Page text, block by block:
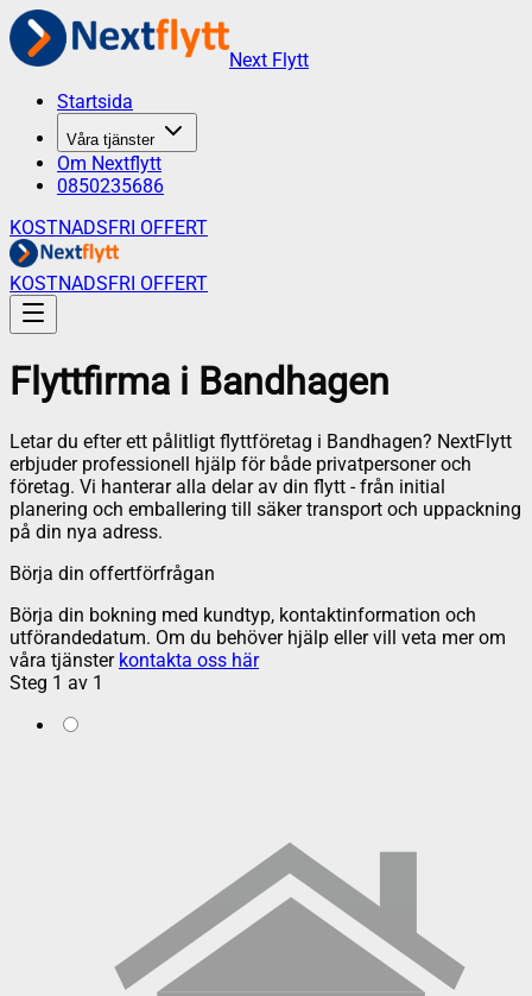
Next Flytt
Startsida
Våra tjänster
Om Nextflytt
0850235686
KOSTNADSFRI OFFERT
KOSTNADSFRI OFFERT
Flyttfirma i Bandhagen
Letar du efter ett pålitligt flyttföretag i Bandhagen? NextFlytt
erbjuder professionell hjälp för både privatpersoner och
företag. Vi hanterar alla delar av din flytt - från initial
planering och emballering till säker transport och uppackning
på din nya adress.
Börja din offertförfrågan
Börja din bokning med kundtyp, kontaktinformation och
utförandedatum. Om du behöver hjälp eller vill veta mer om
våra tjänster kontakta oss här
Steg 1 av 1